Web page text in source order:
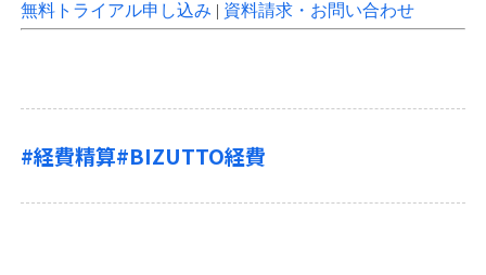
無料トライアル申し込み 資料請求・お問い合わせ
#経費精算#BIZUTTO経費